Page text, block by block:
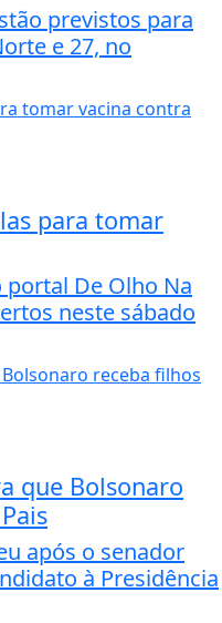
previstos para
e 27, no
para tomar
De Olho Na
neste sábado
que Bolsonaro
após o senador
à Presidência